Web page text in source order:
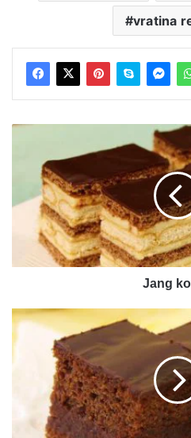
vratina
Jang
Jang
Posno
medeno